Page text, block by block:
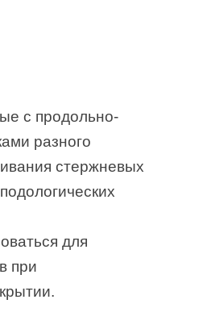
с продольно-
разного
стержневых
для
при